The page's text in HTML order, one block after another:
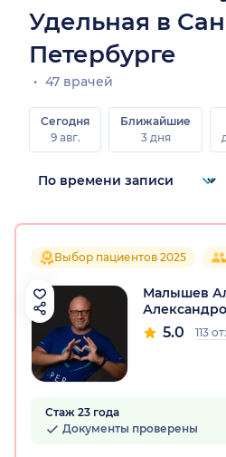
Удельная в
Петербурге
47 врачей
Сегодня
9 авг.
Ближайшие
3 дня
Выбор пациентов 2025
Малышев
5.0 113
Стаж 23 года
Документы проверены